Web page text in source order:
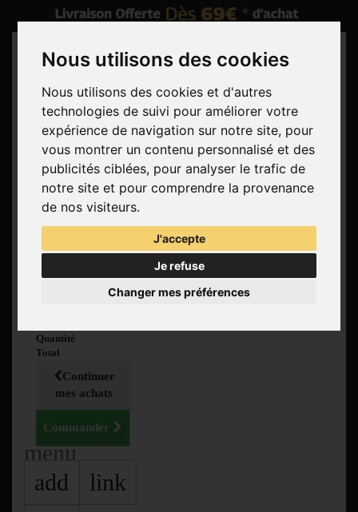
Nous utilisons des cookies
Nous utilisons des cookies et d'autres
technologies de suivi pour améliorer votre
expérience de navigation sur notre site, pour
vous montrer un contenu personnalisé et des
publicités ciblées, pour analyser le trafic de
notre site et pour comprendre la provenance
de nos visiteurs.
J'accepte
Je refuse
Changer mes préférences
Rechercher
Panier(vide)
Aucun produit
Livraison gratuite !
Livraison
Quantité
Total
Continuer
mes achats
Commander
menu
add
link